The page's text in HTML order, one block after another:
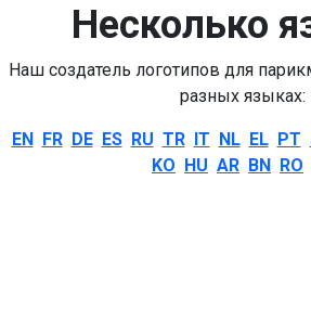
Несколько
Наш создатель логотипов для
разных языках:
EN FR DE ES RU TR IT NL EL PT
KO HU AR BN RO